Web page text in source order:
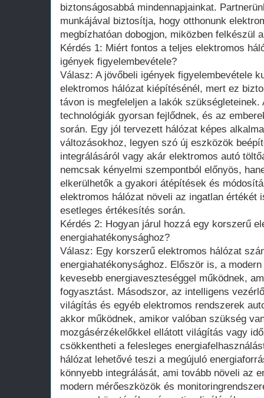
biztonságosabbá mindennapjainkat.
munkájával biztosítja, hogy otthonunk
megbízhatóan dobogjon, miközben felkészül
Kérdés 1: Miért fontos a teljes elektromos
igények figyelembevétele?
Válasz: A jövőbeli igények figyelembevétele
elektromos hálózat kiépítésénél, mert ez
távon is megfeleljen a lakók
technológiák gyorsan fejlődnek, és az
során. Egy jól tervezett hálózat képes
változásokhoz, legyen szó új eszközök
integrálásáról vagy akár elektromos autó
nemcsak kényelmi szempontból előnyös,
elkerülhetők a gyakori átépítések és
elektromos hálózat növeli az ingatlan értékét
esetleges értékesítés során.
Kérdés 2: Hogyan járul hozzá egy korszerű
energiahatékonysághoz?
Válasz: Egy korszerű elektromos hálózat
energiahatékonysághoz. Először is, a
kevesebb energiaveszteséggel működnek,
fogyasztást. Másodszor, az intelligens
világítás és egyéb elektromos rendszerek
akkor működnek, amikor valóban szükség
mozgásérzékelőkkel ellátott világítás vagy
csökkentheti a felesleges
hálózat lehetővé teszi a megújuló
könnyebb integrálását, ami tovább növeli az
modern mérőeszközök és